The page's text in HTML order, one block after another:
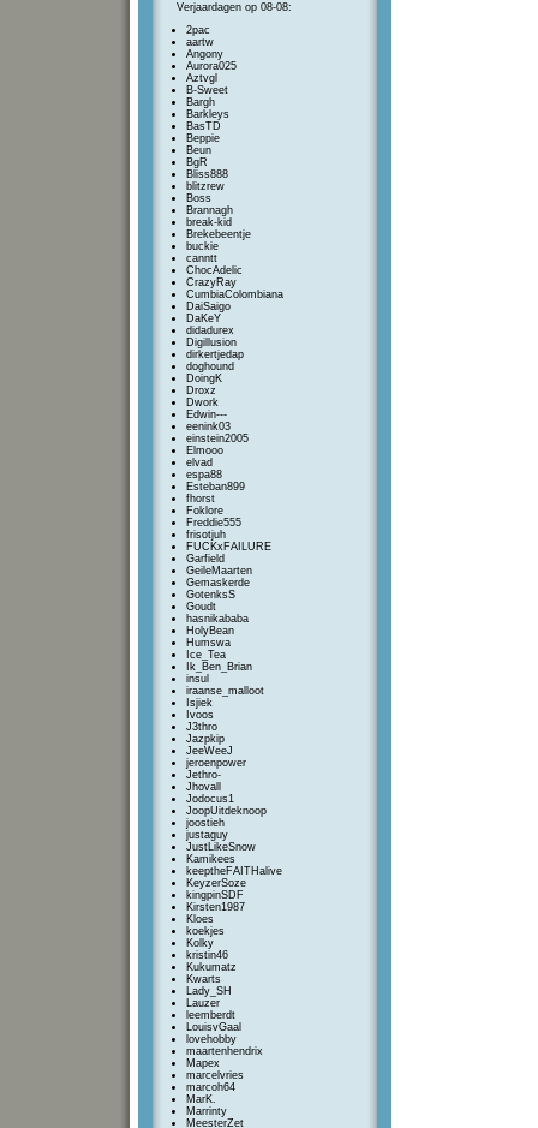
Verjaardagen op 08-08:
2pac
aartw
Angony
Aurora025
Aztvgl
B-Sweet
Bargh
Barkleys
BasTD
Beppie
Beun
BgR
Bliss888
blitzrew
Boss
Brannagh
break-kid
Brekebeentje
buckie
canntt
ChocAdelic
CrazyRay
CumbiaColombiana
DaiSaigo
DaKeY
didadurex
Digillusion
dirkertjedap
doghound
DoingK
Droxz
Dwork
Edwin---
eenink03
einstein2005
Elmooo
elvad
espa88
Esteban899
fhorst
Foklore
Freddie555
frisotjuh
FUCKxFAILURE
Garfield
GeileMaarten
Gemaskerde
GotenksS
Goudt
hasnikababa
HolyBean
Humswa
Ice_Tea
Ik_Ben_Brian
insul
iraanse_malloot
Isjiek
Ivoos
J3thro
Jazpkip
JeeWeeJ
jeroenpower
Jethro-
Jhovall
Jodocus1
JoopUitdeknoop
joostieh
justaguy
JustLikeSnow
Kamikees
keeptheFAITHalive
KeyzerSoze
kingpinSDF
Kirsten1987
Kloes
koekjes
Kolky
kristin46
Kukumatz
Kwarts
Lady_SH
Lauzer
leemberdt
LouisvGaal
lovehobby
maartenhendrix
Mapex
marcelvries
marcoh64
MarK.
Marrinty
MeesterZet